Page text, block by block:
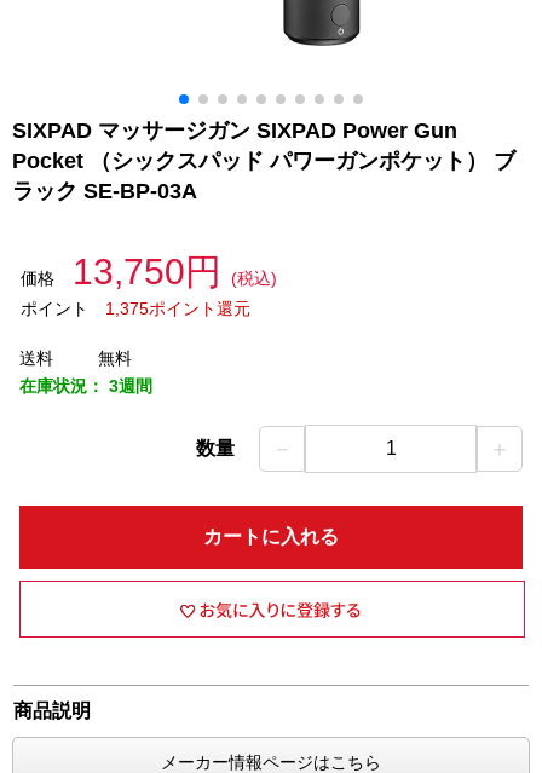
SIXPAD マッサージガン SIXPAD Power Gun
Pocket （シックスパッド パワーガンポケット） ブ
ラック SE-BP-03A
価格 13,750円
(税込)
ポイント
1,375ポイント還元
送料
無料
在庫状況： 3週間
数量 － 1 ＋
カートに入れる
商品説明
メーカー情報ページはこちら